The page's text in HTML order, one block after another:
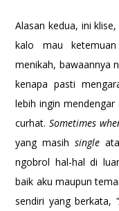
Alasan kedua, ini
kalo mau
menikah, bawaannya
kenapa pasti
lebih ingin
curhat. Sometimes
yang masih single
ngobrol hal-hal di
baik aku maupun
sendiri yang berkata,